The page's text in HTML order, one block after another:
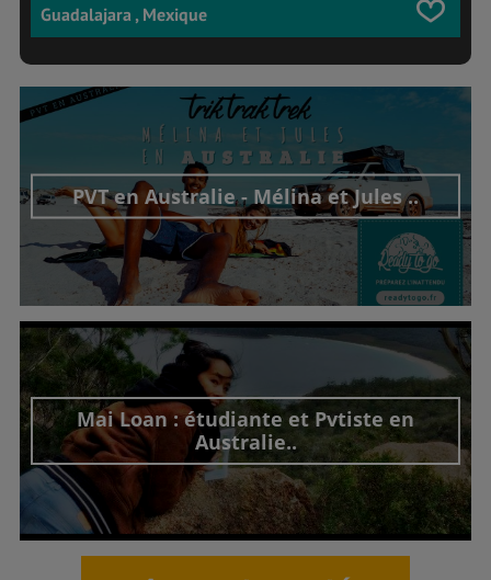
Guadalajara , Mexique
PVT en Australie - Mélina et Jules ..
Découvrir cet interview
Mai Loan : étudiante et Pvtiste en
Australie..